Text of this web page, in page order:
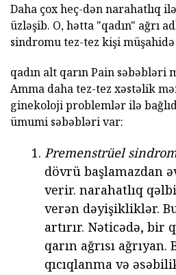
Daha çox heç-dən narahatlıq
üzləşib. O, hətta "qadın" ağrı
sindromu tez-tez kişi
qadın alt qarın Pain səbəbləri
Amma daha tez-tez xəstəlik
ginekoloji problemlər ilə
ümumi səbəbləri var:
Premenstrüel
dövrü başlamazdan
verir. narahatlıq
verən dəyişikliklər.
artırır. Nəticədə, bir
qarın ağrısı
qıcıqlanma və